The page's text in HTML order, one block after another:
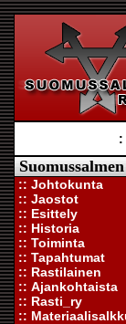
:
:: Johtokunta
:: Jaostot
:: Esittely
:: Historia
:: Toiminta
:: Tapahtumat
:: Rastilainen
:: Ajankohtaista
:: Rasti_ry
::